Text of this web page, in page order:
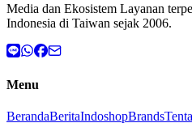
Media dan Ekosistem Layanan
Indonesia di Taiwan sejak 2006.
Menu
BerandaBeritaIndoshopBrands